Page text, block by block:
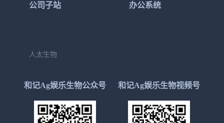
公司子站
人太生物
办公系统
和记Ag娱乐生物视频号
和记Ag娱乐生物公众号